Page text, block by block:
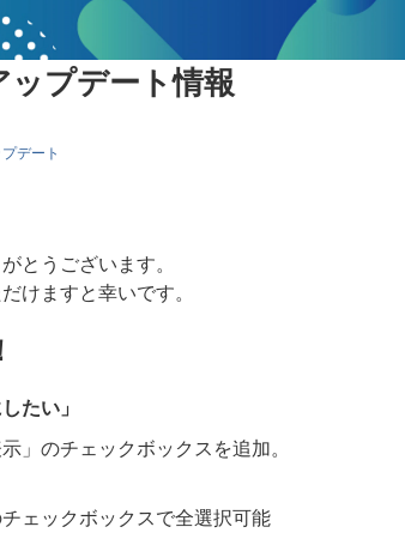
プデート情報
デート
とうございます。
けますと幸いです。
たい」
」のチェックボックスを追加。
ェックボックスで全選択可能